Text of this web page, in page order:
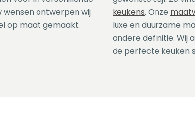
wensen ontwerpen wij
op maat gemaakt.
keukens. Onze
luxe en duurzame
andere definitie. Wij
de perfecte keuken